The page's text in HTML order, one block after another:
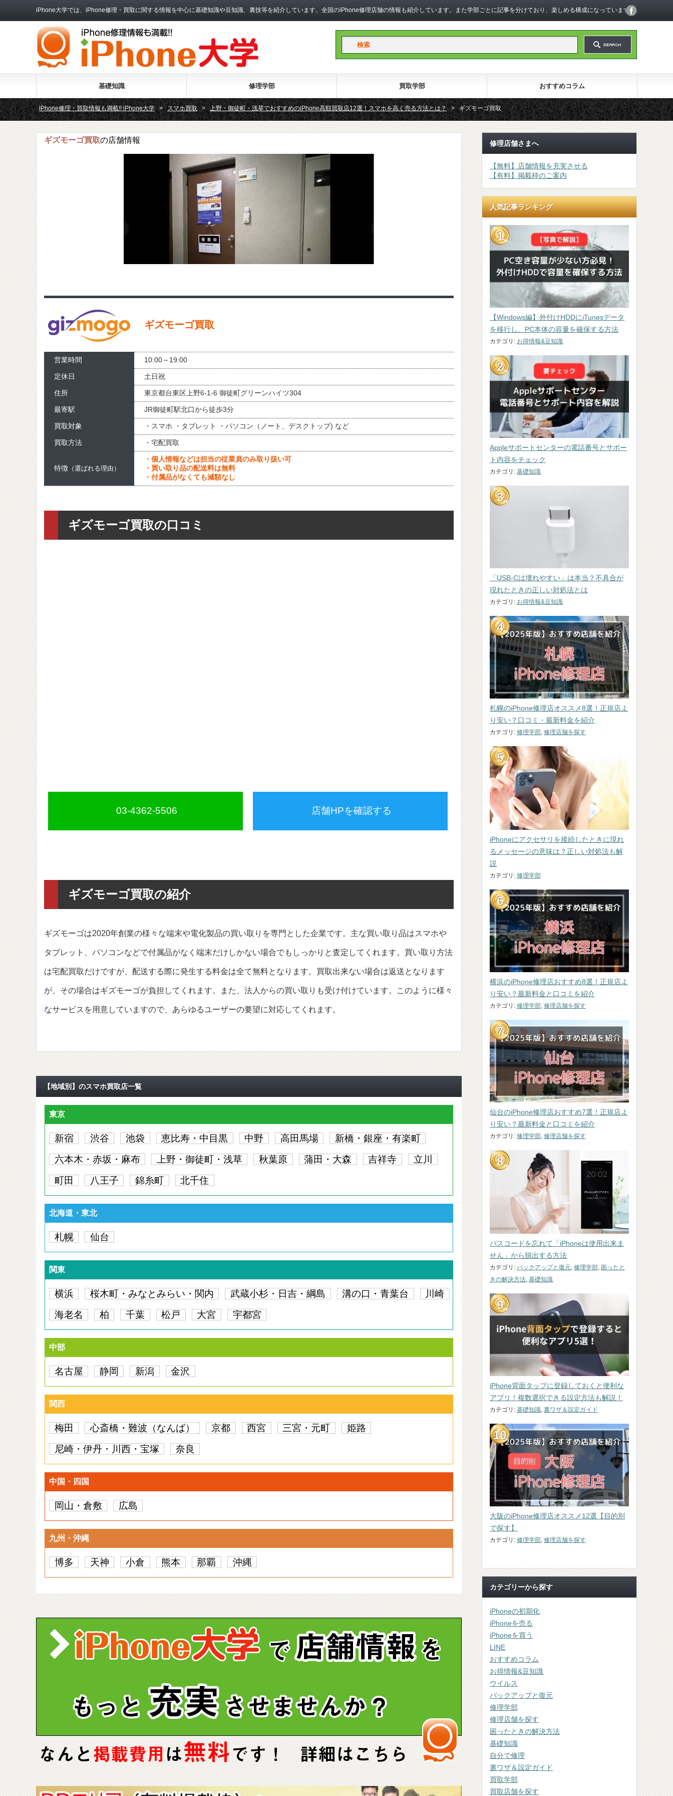
iPhone大学では、iPhone修理・買取に関する情報を中心に基礎知識や豆知識、裏技等を紹介しています。全国のiPhone修理店舗の情報も紹介しています。また学部ごとに記事を分けており、楽しめる構成になっています。
基礎知識 修理学部 買取学部 おすすめコラム
iPhone修理・買取情報も満載!! iPhone大学 > スマホ買取 > 上野・御徒町・浅草でおすすめのiPhone高額買取店12選！スマホを高く売る方法とは？ > ギズモーゴ買取
ギズモーゴ買取の店舗情報
ギズモーゴ買取
営業時間 10:00～19:00
定休日 土日祝
住所 東京都台東区上野6-1-6 御徒町グリーンハイツ304
最寄駅 JR御徒町駅北口から徒歩3分
買取対象 ・スマホ ・タブレット ・パソコン（ノート、デスクトップ) など
買取方法 ・宅配買取
特徴 （選ばれる理由）
・個人情報などは担当の従業員のみ取り扱い可
・買い取り品の配送料は無料
・付属品がなくても減額なし
ギズモーゴ買取の口コミ
03-4362-5506 店舗HPを確認する
ギズモーゴ買取の紹介
ギズモーゴは2020年創業の様々な端末や電化製品の買い取りを専門とした企業です。主な買い取り品はスマホや
タブレット、パソコンなどで付属品がなく端末だけしかない場合でもしっかりと査定してくれます。買い取り方法
は宅配買取だけですが、配送する際に発生する料金は全て無料となります。買取出来ない場合は返送となります
が、その場合はギズモーゴが負担してくれます。また、法人からの買い取りも受け付けています。このように様々
なサービスを用意していますので、あらゆるユーザーの要望に対応してくれます。
【地域別】のスマホ買取店一覧
東京
新宿 渋谷 池袋 恵比寿・中目黒 中野 高田馬場
新橋・銀座・有楽町
六本木・赤坂・麻布
上野・御徒町・浅草 秋葉原 蒲田・大森 吉祥寺
立川
町田
八王子 錦糸町 北千住
北海道・東北
札幌 仙台
関東
横浜 桜木町・みなとみらい・関内 武蔵小杉・日吉・綱島 溝の口・青葉台
川崎
海老名
柏 千葉 松戸 大宮 宇都宮
中部
名古屋 静岡 新潟 金沢
関西
梅田 心斎橋・難波（なんば） 京都 西宮 三宮・元町
姫路
尼崎・伊丹・川西・宝塚
奈良
中国・四国
岡山・倉敷 広島
九州・沖縄
博多 天神 小倉 熊本 那覇 沖縄
修理店舗さまへ
【無料】店舗情報を充実させる
【有料】掲載枠のご案内
人気記事ランキング
【Windows編】外付けHDDにiTunesデータ
を移行し、PC本体の容量を確保する方法
カテゴリ: お得情報&豆知識
Appleサポートセンターの電話番号とサポー
ト内容をチェック
カテゴリ: 基礎知識
「USB-Cは壊れやすい」は本当？不具合が
現れたときの正しい対処法とは
カテゴリ: お得情報&豆知識
札幌のiPhone修理店オススメ8選！正規店よ
り安い？口コミ・最新料金を紹介
カテゴリ: 修理学部 修理店舗を探す
iPhoneにアクセサリを接続したときに現れ
るメッセージの意味は？正しい対処法も解
説
カテゴリ: 修理学部
横浜のiPhone修理店おすすめ8選！正規店よ
り安い？最新料金と口コミを紹介
カテゴリ: 修理学部 修理店舗を探す
仙台のiPhone修理店おすすめ7選！正規店よ
り安い？最新料金と口コミを紹介
カテゴリ: 修理学部 修理店舗を探す
パスコードを忘れて「iPhoneは使用出来ま
せん」から脱出する方法
カテゴリ: バックアップと復元 修理学部
困ったと
きの解決方法 基礎知識
iPhone背面タップに登録しておくと便利な
アプリ！複数選択できる設定方法も解説！
カテゴリ: 基礎知識 裏ワザ＆設定ガイド
大阪のiPhone修理店オススメ12選【目的別
で探す】
カテゴリ: 修理学部 修理店舗を探す
カテゴリーから探す
iPhoneの初期化
iPhoneを売る
iPhoneを買う
LINE
おすすめコラム
お得情報&豆知識
ウイルス
バックアップと復元
修理学部
修理店舗を探す
困ったときの解決方法
基礎知識
自分で修理
裏ワザ＆設定ガイド
買取学部
買取店舗を探す